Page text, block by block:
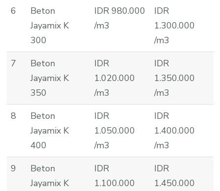
6
Beton
Jayamix K
300
IDR 980.000
/m3
IDR
1.300.000
/m3
7
Beton
Jayamix K
350
IDR
1.020.000
/m3
IDR
1.350.000
/m3
8
Beton
Jayamix K
400
IDR
1.050.000
/m3
IDR
1.400.000
/m3
9
Beton
Jayamix K
IDR
1.100.000
IDR
1.450.000